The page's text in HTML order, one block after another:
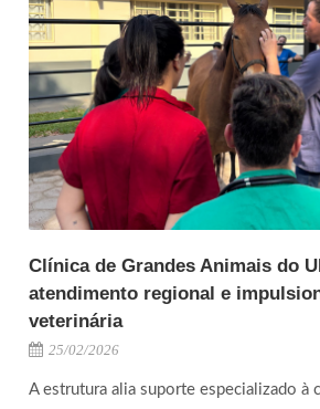
Clínica de Grandes Animais do
atendimento regional e
veterinária
25/02/2026
A estrutura alia suporte especializado à